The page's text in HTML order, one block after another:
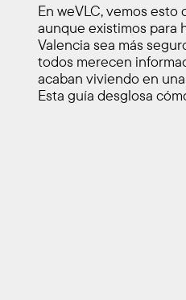
En weVLC, vemos esto
aunque existimos para
Valencia sea más
todos merecen
acaban viviendo en
Esta guía desglosa